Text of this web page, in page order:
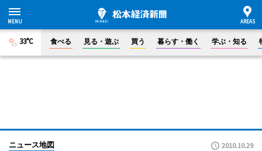
33°C 食べる 見る・遊ぶ 買う 暮らす・働く 学ぶ・知る
ニュース地図 2010.10.29